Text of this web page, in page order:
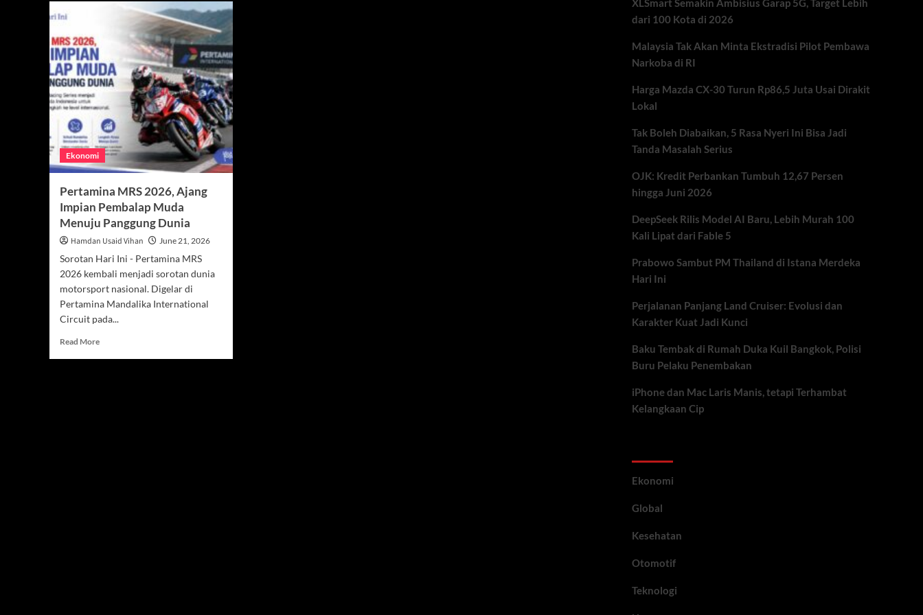
Ekonomi
Pertamina MRS 2026, Ajang
Impian Pembalap Muda
Menuju Panggung Dunia
Hamdan Usaid Vihan June 21, 2026
Sorotan Hari Ini - Pertamina MRS
2026 kembali menjadi sorotan dunia
motorsport nasional. Digelar di
Pertamina Mandalika International
Circuit pada...
Read MoreRead
dari 100 Kota di 2026
Malaysia Tak Akan Minta Ekstradisi Pilot Pembawa
Narkoba di RI
Harga Mazda CX-30 Turun Rp86,5 Juta Usai Dirakit
Lokal
Tak Boleh Diabaikan, 5 Rasa Nyeri Ini Bisa Jadi
Tanda Masalah Serius
OJK: Kredit Perbankan Tumbuh 12,67 Persen
hingga Juni 2026
DeepSeek Rilis Model AI Baru, Lebih Murah 100
Kali Lipat dari Fable 5
Prabowo Sambut PM Thailand di Istana Merdeka
Hari Ini
Perjalanan Panjang Land Cruiser: Evolusi dan
Karakter Kuat Jadi Kunci
Baku Tembak di Rumah Duka Kuil Bangkok, Polisi
Buru Pelaku Penembakan
iPhone dan Mac Laris Manis, tetapi Terhambat
Kelangkaan Cip
Ekonomi
Global
Kesehatan
Otomotif
Teknologi